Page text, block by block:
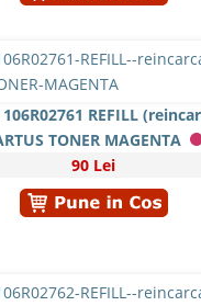
106R02761 REFILL
TONER MAGENTA
90 Lei